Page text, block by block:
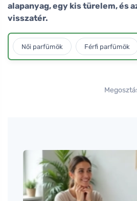
alapanyag, egy kis türelem, és
visszatér.
Női parfümök Férfi parfümök